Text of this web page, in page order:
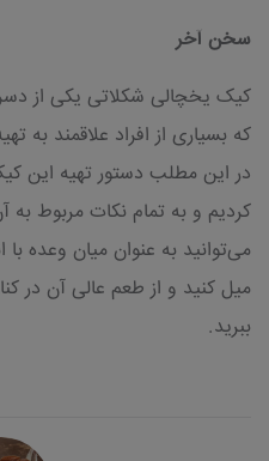
سخن آخر
کیک یخچالی شکلاتی یکی از
که بسیاری از افراد علاقمند به
در این مطلب دستور تهیه این
کردیم و به تمام نکات مربوط به
می‌توانید به عنوان میان وعده
میل کنید و از طعم عالی آن در
ببرید.